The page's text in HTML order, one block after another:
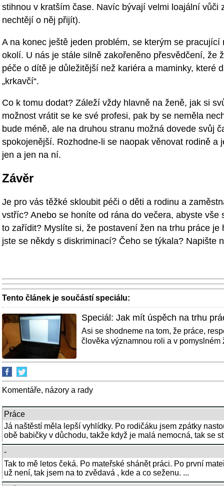
stihnou v kratším čase. Navíc bývají velmi loajální vůči
nechtějí o něj přijít).
A na konec ještě jeden problém, se kterým se
okolí. U nás je stále silně zakořeněno přesvědčení, že
péče o dítě je důležitější než kariéra a maminky, které
„krkavčí“.
Co k tomu dodat? Záleží vždy hlavně na ženě, jak si
možnost vrátit se ke své profesi, pak by se neměla
bude méně, ale na druhou stranu možná dovede svůj
spokojenější. Rozhodne-li se naopak věnovat rodině a
jen a jen na ní.
Závěr
Je pro vás těžké skloubit péči o děti a rodinu a
vstříc? Anebo se honíte od rána do večera, abyste
to zařídit? Myslíte si, že postavení žen na trhu práce
jste se někdy s diskriminací? Čeho se týkala? Napište
Tento článek je součástí speciálu:
Speciál: Jak mít úspěch na trhu
Asi se shodneme na tom, že práce,
člověka významnou roli a v pomyslném
Komentáře, názory a rady
Práce
Já naštěstí měla lepší vyhlídky. Po rodičáku jsem zpátky
obě babičky v důchodu, takže když je malá nemocná, tak se
-
Tak to mě letos čeká. Po mateřské shánět práci. Po první
už není, tak jsem na to zvědavá , kde a co seženu. ...